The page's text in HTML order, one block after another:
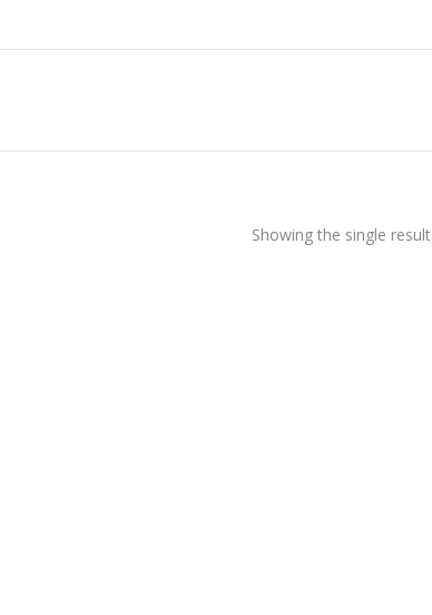
Showing the single result